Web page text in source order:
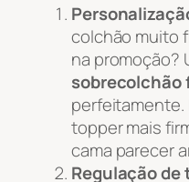
colchão muito
na promoção?
sobrecolchão
perfeitamente.
topper mais
cama parecer
Regulação